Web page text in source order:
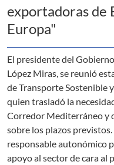
exportadoras de
Europa"
El presidente del
López Miras, se reunió
de Transporte Sostenible
quien trasladó la
Corredor Mediterráneo y
sobre los plazos
responsable autonómico
apoyo al sector de cara